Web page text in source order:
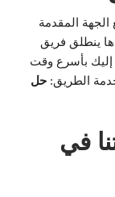
المقدمة
ينطلق فريق
إليك بأسرع وقت
الطريق: حل
في